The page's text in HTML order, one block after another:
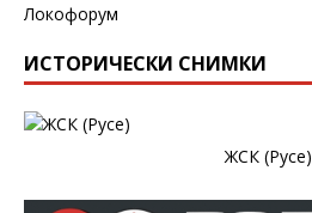
Локофорум
ИСТОРИЧЕСКИ СНИМКИ
ЖСК (Русе)